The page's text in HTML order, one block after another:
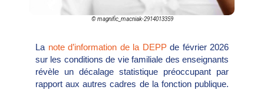
© magnific_macniak-2914013359
La note d’information de la DEPPde février 2026
sur les conditions de vie familiale des enseignants
révèle un décalage statistique préoccupant par
rapport aux autres cadres de la fonction publique.